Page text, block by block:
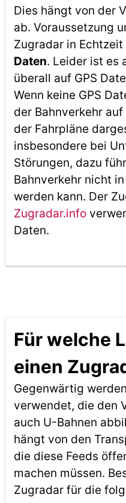
Dies hängt von der
ab. Voraussetzung
Zugradar in
Daten. Leider ist es
überall auf GPS
Wenn keine GPS
der Bahnverkehr
der Fahrpläne
insbesondere bei
Störungen, dazu
Bahnverkehr nicht
werden kann. Der
Zugradar.info
Daten.
Für welche
einen
Gegenwärtig werden
verwendet, die den
auch U-Bahnen
hängt von den
die diese Feeds
machen müssen.
Zugradar für die